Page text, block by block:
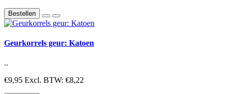
Bestellen
Geurkorrels geur: Katoen
..
€9,95 Excl. BTW: €8,22